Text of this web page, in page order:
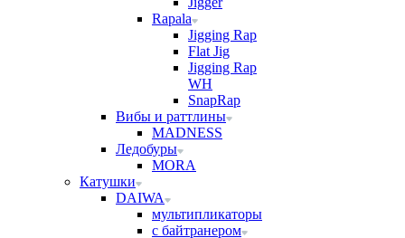
Rapala
Jigging Rap
Flat Jig
Jigging Rap
WH
SnapRap
Вибы и раттлины
MADNESS
Ледобуры
MORA
Катушки
DAIWA
мультипликаторы
с байтранером